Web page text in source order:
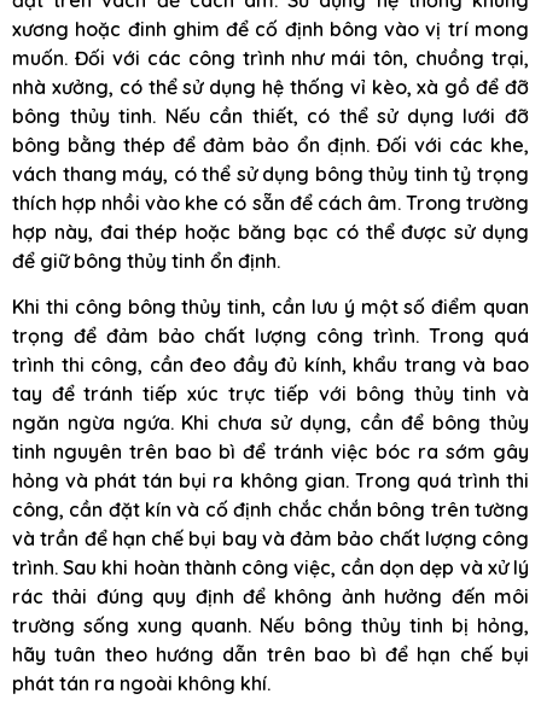
xương hoặc đinh ghim để cố định bông vào vị trí mong
muốn. Đối với các công trình như mái tôn, chuồng trại,
nhà xưởng, có thể sử dụng hệ thống vỉ kèo, xà gồ để đỡ
bông thủy tinh. Nếu cần thiết, có thể sử dụng lưới đỡ
bông bằng thép để đảm bảo ổn định. Đối với các khe,
vách thang máy, có thể sử dụng bông thủy tinh tỷ trọng
thích hợp nhồi vào khe có sẵn để cách âm. Trong trường
hợp này, đai thép hoặc băng bạc có thể được sử dụng
để giữ bông thủy tinh ổn định.
Khi thi công bông thủy tinh, cần lưu ý một số điểm quan
trọng để đảm bảo chất lượng công trình. Trong quá
trình thi công, cần đeo đầy đủ kính, khẩu trang và bao
tay để tránh tiếp xúc trực tiếp với bông thủy tinh và
ngăn ngừa ngứa. Khi chưa sử dụng, cần để bông thủy
tinh nguyên trên bao bì để tránh việc bóc ra sớm gây
hỏng và phát tán bụi ra không gian. Trong quá trình thi
công, cần đặt kín và cố định chắc chắn bông trên tường
và trần để hạn chế bụi bay và đảm bảo chất lượng công
trình. Sau khi hoàn thành công việc, cần dọn dẹp và xử lý
rác thải đúng quy định để không ảnh hưởng đến môi
trường sống xung quanh. Nếu bông thủy tinh bị hỏng,
hãy tuân theo hướng dẫn trên bao bì để hạn chế bụi
phát tán ra ngoài không khí.